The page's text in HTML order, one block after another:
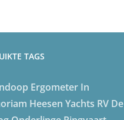
TAGS
Ergometer In
Heesen Yachts RV De